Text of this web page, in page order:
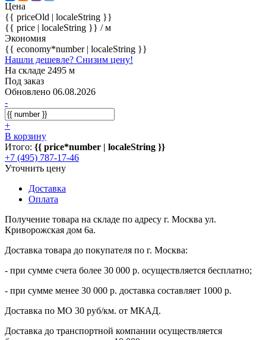
Цена
{{ priceOld | localeString }}
{{ price | localeString }} / м
Экономия
{{ economy*number | localeString }}
Нашли дешевле? Снизим цену!
На складе 2495 м
Под заказ
Обновлено 06.08.2026
-
+
В корзину
Итого: {{ price*number | localeString }}
+7 (495) 787-17-46
Уточнить цену
Доставка
Оплата
Получение товара на складе по адресу г. Москва ул.
Криворожская дом 6а.
Доставка товара до покупателя по г. Москва:
- при сумме счета более 30 000 р. осуществляется бесплатно;
- при сумме менее 30 000 р. доставка составляет 1000 р.
Доставка по МО 30 руб/км. от МКАД.
Доставка до транспортной компании осуществляется